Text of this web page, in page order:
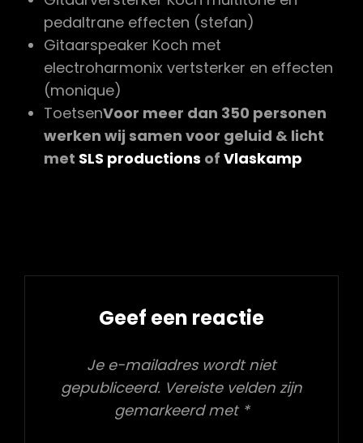
pedaltrane effecten (stefan)
Gitaarspeaker Koch met
electroharmonix vertsterker en effecten
(monique)
ToetsenVoor meer dan 350 personen
werken wij samen voor geluid & licht
met SLS productions of Vlaskamp
Geef een reactie
Je e-mailadres wordt niet
gepubliceerd. Vereiste velden zijn
gemarkeerd met *